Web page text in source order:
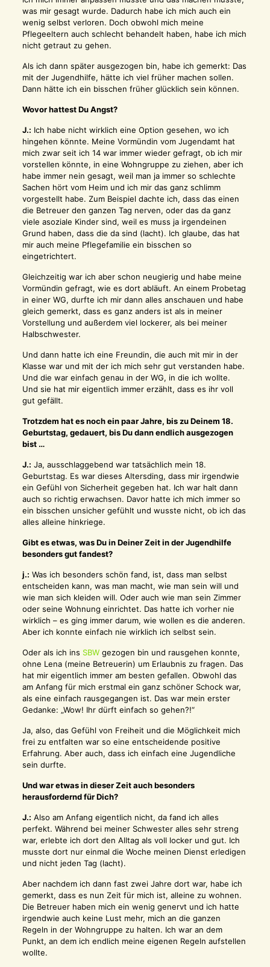
was mir gesagt wurde. Dadurch habe ich mich auch ein
wenig selbst verloren. Doch obwohl mich meine
Pflegeeltern auch schlecht behandelt haben, habe ich mich
nicht getraut zu gehen.
Als ich dann später ausgezogen bin, habe ich gemerkt: Das
mit der Jugendhilfe, hätte ich viel früher machen sollen.
Dann hätte ich ein bisschen früher glücklich sein können.
Wovor hattest Du Angst?
J.: Ich habe nicht wirklich eine Option gesehen, wo ich
hingehen könnte. Meine Vormündin vom Jugendamt hat
mich zwar seit ich 14 war immer wieder gefragt, ob ich mir
vorstellen könnte, in eine Wohngruppe zu ziehen, aber ich
habe immer nein gesagt, weil man ja immer so schlechte
Sachen hört vom Heim und ich mir das ganz schlimm
vorgestellt habe. Zum Beispiel dachte ich, dass das einen
die Betreuer den ganzen Tag nerven, oder das da ganz
viele asoziale Kinder sind, weil es muss ja irgendeinen
Grund haben, dass die da sind (lacht). Ich glaube, das hat
mir auch meine Pflegefamilie ein bisschen so
eingetrichtert.
Gleichzeitig war ich aber schon neugierig und habe meine
Vormündin gefragt, wie es dort abläuft. An einem Probetag
in einer WG, durfte ich mir dann alles anschauen und habe
gleich gemerkt, dass es ganz anders ist als in meiner
Vorstellung und außerdem viel lockerer, als bei meiner
Halbschwester.
Und dann hatte ich eine Freundin, die auch mit mir in der
Klasse war und mit der ich mich sehr gut verstanden habe.
Und die war einfach genau in der WG, in die ich wollte.
Und sie hat mir eigentlich immer erzählt, dass es ihr voll
gut gefällt.
Trotzdem hat es noch ein paar Jahre, bis zu Deinem 18.
Geburtstag, gedauert, bis Du dann endlich ausgezogen
bist …
J.: Ja, ausschlaggebend war tatsächlich mein 18.
Geburtstag. Es war dieses Altersding, dass mir irgendwie
ein Gefühl von Sicherheit gegeben hat. Ich war halt dann
auch so richtig erwachsen. Davor hatte ich mich immer so
ein bisschen unsicher gefühlt und wusste nicht, ob ich das
alles alleine hinkriege.
Gibt es etwas, was Du in Deiner Zeit in der Jugendhilfe
besonders gut fandest?
j.: Was ich besonders schön fand, ist, dass man selbst
entscheiden kann, was man macht, wie man sein will und
wie man sich kleiden will. Oder auch wie man sein Zimmer
oder seine Wohnung einrichtet. Das hatte ich vorher nie
wirklich – es ging immer darum, wie wollen es die anderen.
Aber ich konnte einfach nie wirklich ich selbst sein.
Oder als ich ins SBWgezogen bin und rausgehen konnte,
ohne Lena (meine Betreuerin) um Erlaubnis zu fragen. Das
hat mir eigentlich immer am besten gefallen. Obwohl das
am Anfang für mich erstmal ein ganz schöner Schock war,
als eine einfach rausgegangen ist. Das war mein erster
Gedanke: „Wow! Ihr dürft einfach so gehen?!“
Ja, also, das Gefühl von Freiheit und die Möglichkeit mich
frei zu entfalten war so eine entscheidende positive
Erfahrung. Aber auch, dass ich einfach eine Jugendliche
sein durfte.
Und war etwas in dieser Zeit auch besonders
herausfordernd für Dich?
J.: Also am Anfang eigentlich nicht, da fand ich alles
perfekt. Während bei meiner Schwester alles sehr streng
war, erlebte ich dort den Alltag als voll locker und gut. Ich
musste dort nur einmal die Woche meinen Dienst erledigen
und nicht jeden Tag (lacht).
Aber nachdem ich dann fast zwei Jahre dort war, habe ich
gemerkt, dass es nun Zeit für mich ist, alleine zu wohnen.
Die Betreuer haben mich ein wenig genervt und ich hatte
irgendwie auch keine Lust mehr, mich an die ganzen
Regeln in der Wohngruppe zu halten. Ich war an dem
Punkt, an dem ich endlich meine eigenen Regeln aufstellen
wollte.